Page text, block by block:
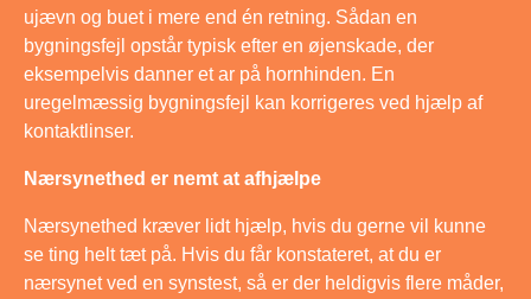
ujævn og buet i mere end én retning. Sådan en
bygningsfejl opstår typisk efter en øjenskade, der
eksempelvis danner et ar på hornhinden. En
uregelmæssig bygningsfejl kan korrigeres ved hjælp af
kontaktlinser.
Nærsynethed er nemt at afhjælpe
Nærsynethed kræver lidt hjælp, hvis du gerne vil kunne
se ting helt tæt på. Hvis du får konstateret, at du er
nærsynet ved en synstest, så er der heldigvis flere måder,